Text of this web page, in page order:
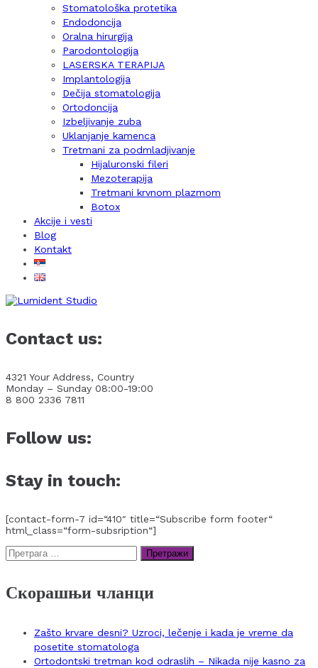
Stomatološka protetika
Endodoncija
Oralna hirurgija
Parodontologija
LASERSKA TERAPIJA
Implantologija
Dečija stomatologija
Ortodoncija
Izbeljivanje zuba
Uklanjanje kamenca
Tretmani za podmladjivanje
Hijaluronski fileri
Mezoterapija
Tretmani krvnom plazmom
Botox
Akcije i vesti
Blog
Kontakt
Contact us:
4321 Your Address, Country
Monday – Sunday 08:00-19:00
8 800 2336 7811
Follow us:
Stay in touch:
[contact-form-7 id=“410″ title=“Subscribe form footer“
html_class=“form-subsription“]
Претрага
за:
Скорашњи чланци
Zašto krvare desni? Uzroci, lečenje i kada je vreme da
posetite stomatologa
Ortodontski tretman kod odraslih – Nikada nije kasno za